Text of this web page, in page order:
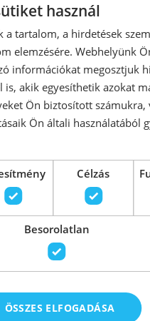
Rendelésre
90x90
használ
a tartalom, a hirdetések
elemzésére. Webhelyünk
információkat megosztjuk
akik egyesíthetik azokat
Ön biztosított számukra,
Ön általi használatából
Célzás
Besorolatlan
ÖSSZES ELFOGADÁSA